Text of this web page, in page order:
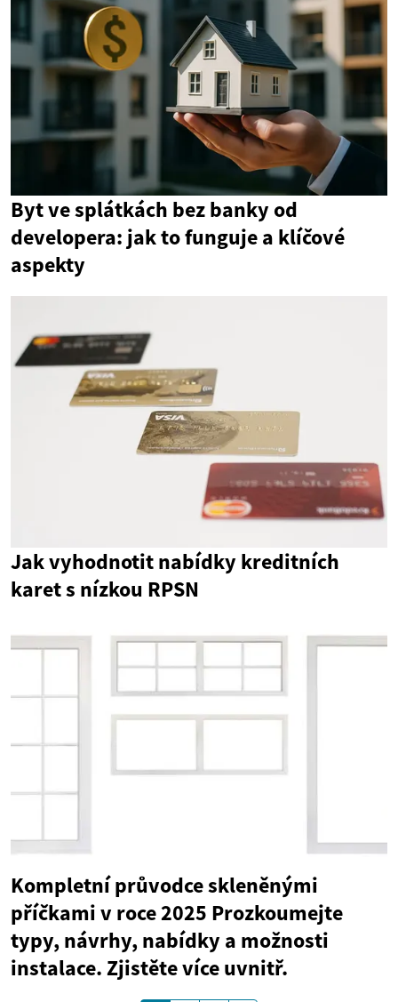
Byt ve splátkách bez banky od
developera: jak to funguje a klíčové
aspekty
Jak vyhodnotit nabídky kreditních
karet s nízkou RPSN
Kompletní průvodce skleněnými
příčkami v roce 2025 Prozkoumejte
typy, návrhy, nabídky a možnosti
instalace. Zjistěte více uvnitř.